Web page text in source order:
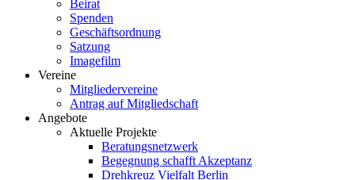
Beirat
Spenden
Geschäftsordnung
Satzung
Imagefilm
Vereine
Mitgliedervereine
Antrag auf Mitgliedschaft
Angebote
Aktuelle Projekte
Beratungsnetzwerk
Begegnung schafft Akzeptanz
Drehkreuz Vielfalt Berlin